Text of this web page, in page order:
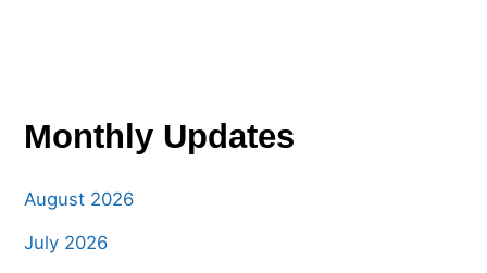
Monthly Updates
August 2026
July 2026